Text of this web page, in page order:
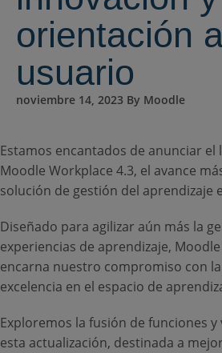
Presentar una
Obtener
Iniciar sesión
orientación
usuario
noviembre 14, 2023 By Moodle
Estamos encantados de anunciar el
Moodle Workplace 4.3, el avance
solución de gestión del aprendizaje
Diseñado para agilizar aún más la
experiencias de aprendizaje,
encarna nuestro compromiso con
excelencia en el espacio de
Exploremos la fusión de funciones
esta actualización, destinada a